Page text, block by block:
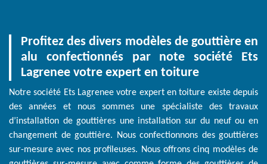
Profitez des divers modèles de gouttière en
alu confectionnés par note société Ets
Lagrenee votre expert en toiture
Notre société Ets Lagrenee votre expert en toiture existe depuis
des années et nous sommes une spécialiste des travaux
d’installation de gouttières une installation sur du neuf ou en
changement de gouttière. Nous confectionnons des gouttières
sur-mesure avec nos profileuses. Nous offrons cinq modèles de